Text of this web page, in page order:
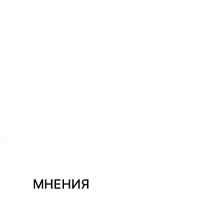
МНЕНИЯ